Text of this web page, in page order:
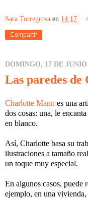
Sara Torregrosa en 14:17
Compartir
DOMINGO, 17 DE JUNIO
Las paredes
Charlotte Mann es una
dos cosas: una, le
en blanco.
Así, Charlotte basa su
ilustraciones a tamaño
un toque muy especial.
En algunos casos, puede
ejemplo, en una